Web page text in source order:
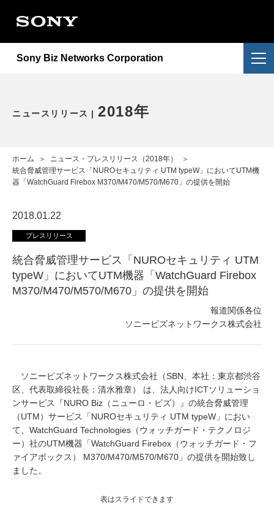
Sony Biz Networks Corporation
会社情報
アクセス
提供サービス
NURO Biz
2026年
2024年
2022年
重要なお知らせ
採用情報
ニュースリリース 2018年
ホーム ＞ ニュース・プレスリリース（2018年）
＞
統合脅威管理サービス「NUROセキュリティ UTM typeW」においてUTM機
器「WatchGuard Firebox M370/M470/M570/M670」の提供を開始
2018.01.22
プレスリリース
統合脅威管理サービス「NUROセキュリティ UTM
typeW」においてUTM機器「WatchGuard Firebox
M370/M470/M570/M670」の提供を開始
報道関係各位
ソニービズネットワークス株式会社
ソニービズネットワークス株式会社（SBN、本社：東京都渋谷
区、代表取締役社長：清水雅章） は、法人向けICTソリューショ
ンサービス『NURO Biz（ニューロ・ビズ）』の統合脅威管理
（UTM）サービス「NUROセキュリティ UTM typeW」におい
て、WatchGuard Technologies（ウォッチガード・テクノロジ
ー）社のUTM機器「WatchGuard Firebox（ウォッチガード・フ
ァイアボックス） M370/M470/M570/M670」の提供を開始致し
ました。
表はスライドできます